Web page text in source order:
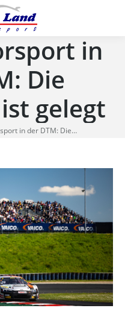
in
Die
gelegt
in der DTM: Die…